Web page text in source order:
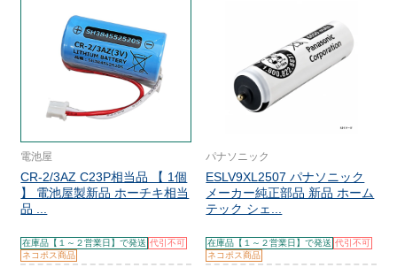
電池屋
CR-2/3AZ C23P相当品 【 1個
】 電池屋製新品 ホーチキ相当
品 ...
在庫品【１～２営業日】で発送 代引不可
ネコポス商品
パナソニック
ESLV9XL2507 パナソニック
メーカー純正部品 新品 ホーム
テック シェ...
在庫品【１～２営業日】で発送 代引不可
ネコポス商品